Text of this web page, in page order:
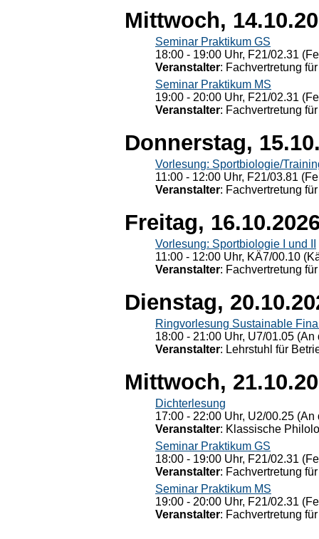
Mittwoch,
Seminar Praktikum GS
18:00 - 19:00 Uhr, F21/02.31
Veranstalter: Fachvertretung
Seminar Praktikum MS
19:00 - 20:00 Uhr, F21/02.31
Veranstalter: Fachvertretung
Donnerstag,
Vorlesung: Sportbiologie/
11:00 - 12:00 Uhr, F21/03.81
Veranstalter: Fachvertretung
Freitag,
Vorlesung: Sportbiologie I und II
11:00 - 12:00 Uhr, KÄ7/00.10
Veranstalter: Fachvertretung
Dienstag,
Ringvorlesung Sustainable
18:00 - 21:00 Uhr, U7/01.05
Veranstalter: Lehrstuhl für
Mittwoch,
Dichterlesung
17:00 - 22:00 Uhr, U2/00.25
Veranstalter: Klassische
Seminar Praktikum GS
18:00 - 19:00 Uhr, F21/02.31
Veranstalter: Fachvertretung
Seminar Praktikum MS
19:00 - 20:00 Uhr, F21/02.31
Veranstalter: Fachvertretung